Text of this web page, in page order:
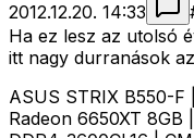
2012.12.20. 14:33
Ha ez lesz az utolsó
itt nagy durranások
ASUS STRIX B550-
Radeon 6650XT 8GB